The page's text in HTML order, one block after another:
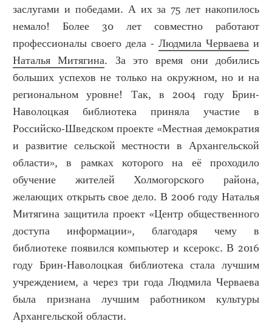
заслугами и победами. А их за 75 лет накопилось
немало! Более 30 лет совместно работают
профессионалы своего дела - Людмила Черваева и
Наталья Митягина. За это время они добились
больших успехов не только на окружном, но и на
региональном уровне! Так, в 2004 году Брин-
Наволоцкая библиотека приняла участие в
Российско-Шведском проекте «Местная демократия
и развитие сельской местности в Архангельской
области», в рамках которого на её проходило
обучение жителей Холмогорского района,
желающих открыть свое дело. В 2006 году Наталья
Митягина защитила проект «Центр общественного
доступа информации», благодаря чему в
библиотеке появился компьютер и ксерокс. В 2016
году Брин-Наволоцкая библиотека стала лучшим
учреждением, а через три года Людмила Черваева
была признана лучшим работником культуры
Архангельской области.